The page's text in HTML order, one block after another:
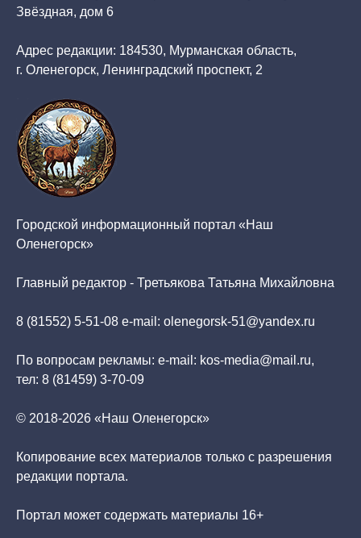
Звёздная, дом 6
Адрес редакции: 184530, Мурманская область,
г. Оленегорск, Ленинградский проспект, 2
Городской информационный портал «Наш
Оленегорск»
Главный редактор - Третьякова Татьяна Михайловна
8 (81552) 5-51-08 e-mail: olenegorsk-51@yandex.ru
По вопросам рекламы: e-mail: kos-media@mail.ru,
тел: 8 (81459) 3-70-09
© 2018-2026 «Наш Оленегорск»
Копирование всех материалов только с разрешения
редакции портала.
Портал может содержать материалы 16+